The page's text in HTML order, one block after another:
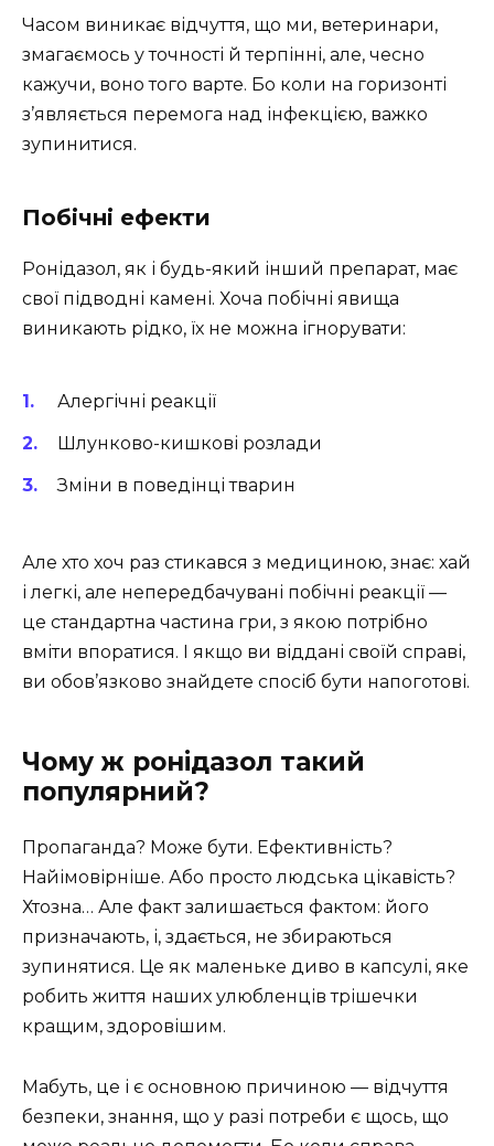
Часом виникає відчуття, що ми, ветеринари,
змагаємось у точності й терпінні, але, чесно
кажучи, воно того варте. Бо коли на горизонті
з’являється перемога над інфекцією, важко
зупинитися.
Побічні ефекти
Ронідазол, як і будь-який інший препарат, має
свої підводні камені. Хоча побічні явища
виникають рідко, їх не можна ігнорувати:
Алергічні реакції
Шлунково-кишкові розлади
Зміни в поведінці тварин
Але хто хоч раз стикався з медициною, знає: хай
і легкі, але непередбачувані побічні реакції —
це стандартна частина гри, з якою потрібно
вміти впоратися. І якщо ви віддані своїй справі,
ви обов’язково знайдете спосіб бути напоготові.
Чому ж ронідазол такий
популярний?
Пропаганда? Може бути. Ефективність?
Найімовірніше. Або просто людська цікавість?
Хтозна… Але факт залишається фактом: його
призначають, і, здається, не збираються
зупинятися. Це як маленьке диво в капсулі, яке
робить життя наших улюбленців трішечки
кращим, здоровішим.
Мабуть, це і є основною причиною — відчуття
безпеки, знання, що у разі потреби є щось, що